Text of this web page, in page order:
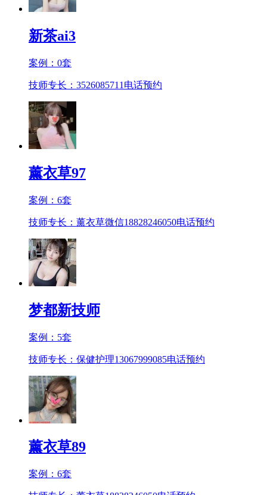
新茶ai3
案例： 0套
技师专长：3526085711 电话预约
薰衣草97
案例： 6套
技师专长：薰衣草微信18828246050电话预约
梦都新技师
案例： 5套
技师专长：保健护理13067999085电话预约
薰衣草89
案例： 6套